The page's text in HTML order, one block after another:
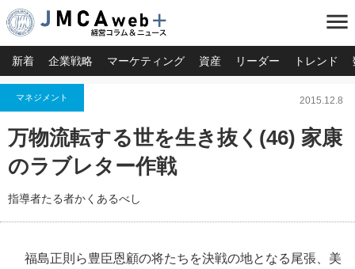
menu
新着 企業戦略 マーケティング 資産 リーダー トレンド
マネジメント 2015.12.8
万物流転する世を生き抜く(46) 家康
のラブレター作戦
指導者たる者かくあるべし
福島正則ら豊臣恩顧の将たちを決戦の地となる尾張、美